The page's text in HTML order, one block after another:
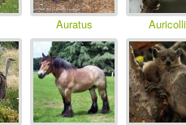
Auratus